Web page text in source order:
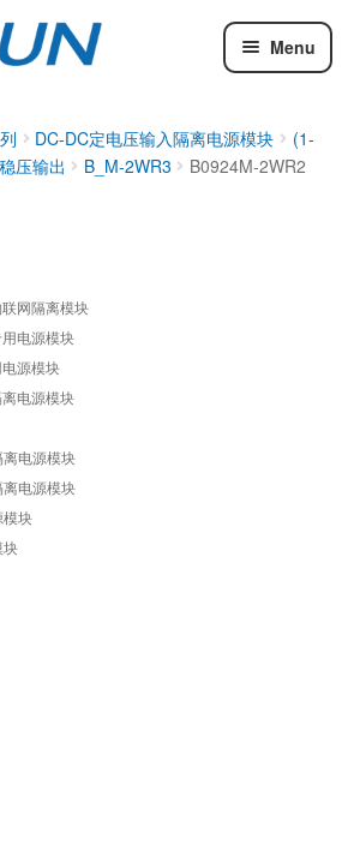
Menu
DC-DC定电压输入隔离电源模块
(1-
压输出
B_M-2WR3 B0924M-2WR2
网隔离模块
电源模块
源模块
电源模块
电源模块
电源模块
块